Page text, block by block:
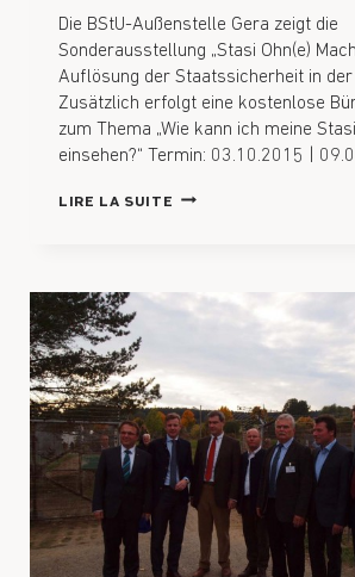
Die BStU-Außenstelle Gera zeigt die
Sonderausstellung „Stasi Ohn(e)
Auflösung der Staatssicherheit in der
Zusätzlich erfolgt eine kostenlose
zum Thema „Wie kann ich meine
einsehen?“ Termin: 03.10.2015 |
LIRE LA SUITE